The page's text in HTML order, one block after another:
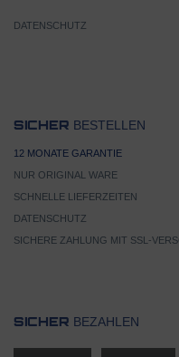
DATENSCHUTZ
SICHER BESTELLEN
12 MONATE GARANTIE
NUR ORIGINAL WARE
SCHNELLE LIEFERZEITEN
DATENSCHUTZ
SICHERE ZAHLUNG MIT SSL-
SICHER BEZAHLEN